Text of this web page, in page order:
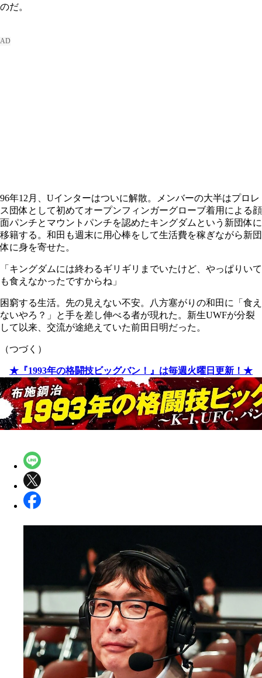
のだ。
96年12月、Uインターはついに解散。メンバーの大半はプロレ
ス団体として初めてオープンフィンガーグローブ着用による顔
面パンチとマウントパンチを認めたキングダムという新団体に
移籍する。和田も週末に用心棒をして生活費を稼ぎながら新団
体に身を寄せた。
「キングダムには終わるギリギリまでいたけど、やっぱりいて
も食えなかったですからね」
困窮する生活。先の見えない不安。八方塞がりの和田に「食え
ないやろ？」と手を差し伸べる者が現れた。新生UWFが分裂
して以来、交流が途絶えていた前田日明だった。
（つづく）
★『1993年の格闘技ビッグバン！』は毎週火曜日更新！★